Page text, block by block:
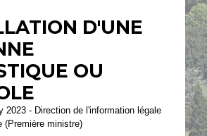
D'UNE
OU
2023 - Direction de l'information légale
(Première ministre)